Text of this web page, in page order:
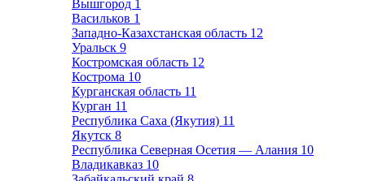
Вышгород 1
Васильков 1
Западно-Казахстанская область 12
Уральск 9
Костромская область 12
Кострома 10
Курганская область 11
Курган 11
Республика Саха (Якутия) 11
Якутск 8
Республика Северная Осетия — Алания 10
Владикавказ 10